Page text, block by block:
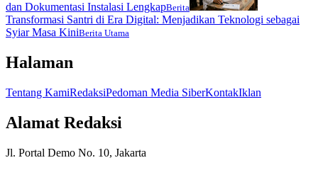
dan Dokumentasi Instalasi LengkapBerita
Transformasi Santri di Era Digital: Menjadikan Teknologi sebagai
Syiar Masa KiniBerita Utama
Halaman
Tentang KamiRedaksiPedoman Media SiberKontakIklan
Alamat Redaksi
Jl. Portal Demo No. 10, Jakarta